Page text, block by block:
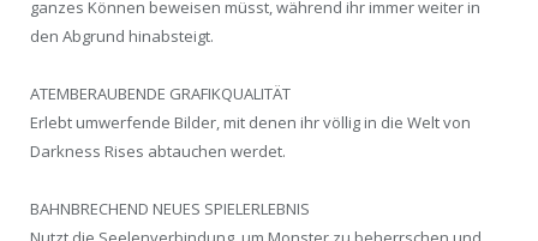
ganzes Können beweisen müsst, während ihr immer weiter in
den Abgrund hinabsteigt.
ATEMBERAUBENDE GRAFIKQUALITÄT
Erlebt umwerfende Bilder, mit denen ihr völlig in die Welt von
Darkness Rises abtauchen werdet.
BAHNBRECHEND NEUES SPIELERLEBNIS